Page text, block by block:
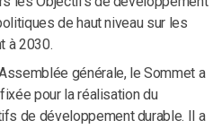
de haut niveau sur les
à 2030.
générale, le Sommet a
pour la réalisation du
de développement durable. Il a